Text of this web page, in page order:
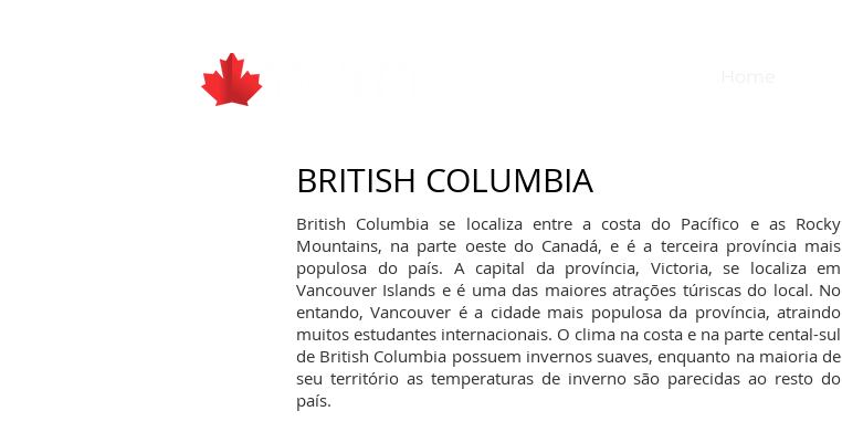
BRITISH COLUMBIA
British Columbia se localiza entre a costa do Pacífico e as Rocky
Mountains, na parte oeste do Canadá, e é a terceira província mais
populosa do país. A capital da província, Victoria, se localiza em
Vancouver Islands e é uma das maiores atrações túriscas do local. No
entando, Vancouver é a cidade mais populosa da província, atraindo
muitos estudantes internacionais. O clima na costa e na parte cental-sul
de British Columbia possuem invernos suaves, enquanto na maioria de
seu território as temperaturas de inverno são parecidas ao resto do
país.